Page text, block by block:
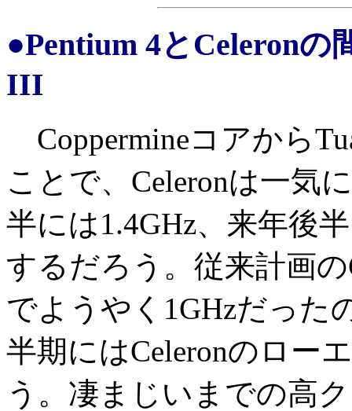
●Pentium 4とCeleron
III
Coppermineコアから
ことで、Celeronは一気
半には1.4GHz、来年後
するだろう。従来計画
でようやく1GHzだった
半期にはCeleronのロー
う。凄まじいまでの高